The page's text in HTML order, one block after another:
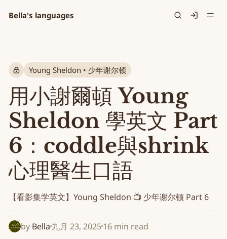
Bella's languages
Young Sheldon • 少年谢尔顿
用小謝爾頓 Young
Sheldon 學英文 Part
6：coddle與shrink
心理醫生口語
【看影集学英文】Young Sheldon 📺 少年谢尔顿 Part 6
by Bella九月 23, 202516 min read